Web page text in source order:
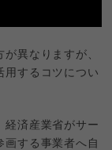
異なりますが、
用するコツについ
経済産業省がサー
画する事業者へ自